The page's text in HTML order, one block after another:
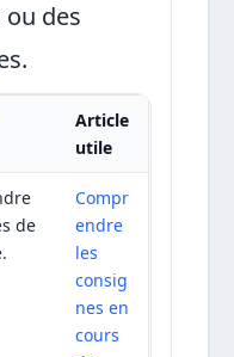
des
Article
utile
de
Compr
endre
les
consig
nes en
cours